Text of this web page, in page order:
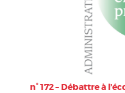
n° 172 – Débattre à